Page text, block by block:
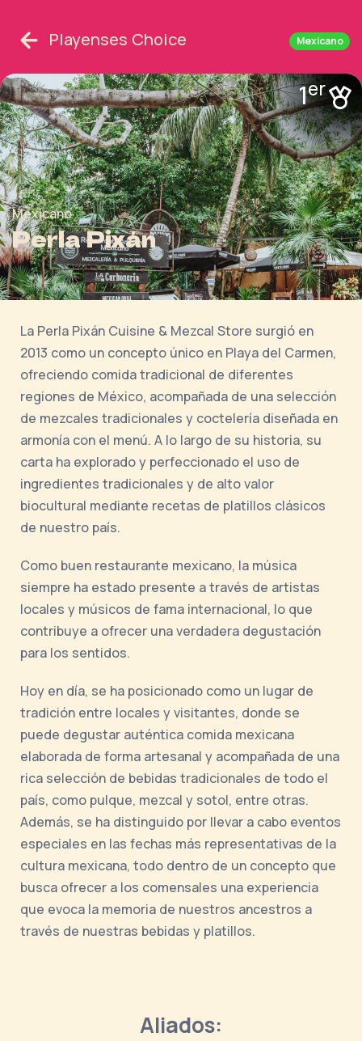
Playenses Choice Mexicano
1er
Mexicano
Perla Pixán
La Perla Pixán Cuisine & Mezcal Store surgió en
2013 como un concepto único en Playa del Carmen,
ofreciendo comida tradicional de diferentes
regiones de México, acompañada de una selección
de mezcales tradicionales y coctelería diseñada en
armonía con el menú. A lo largo de su historia, su
carta ha explorado y perfeccionado el uso de
ingredientes tradicionales y de alto valor
biocultural mediante recetas de platillos clásicos
de nuestro país.
Como buen restaurante mexicano, la música
siempre ha estado presente a través de artistas
locales y músicos de fama internacional, lo que
contribuye a ofrecer una verdadera degustación
para los sentidos.
Hoy en día, se ha posicionado como un lugar de
tradición entre locales y visitantes, donde se
puede degustar auténtica comida mexicana
elaborada de forma artesanal y acompañada de una
rica selección de bebidas tradicionales de todo el
país, como pulque, mezcal y sotol, entre otras.
Además, se ha distinguido por llevar a cabo eventos
especiales en las fechas más representativas de la
cultura mexicana, todo dentro de un concepto que
busca ofrecer a los comensales una experiencia
que evoca la memoria de nuestros ancestros a
través de nuestras bebidas y platillos.
Aliados: